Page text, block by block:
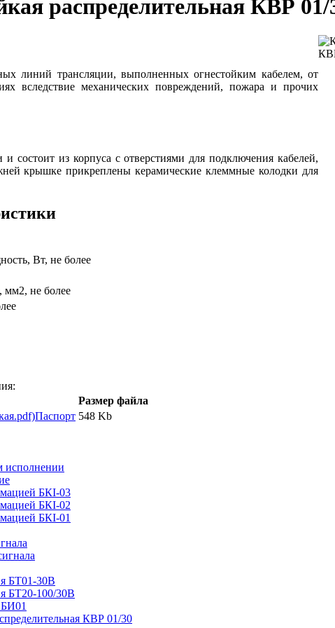
распределительная КВР 01/
линий трансляции, выполненных огнестойким кабелем, от
вследствие механических повреждений, пожара и прочих
состоит из корпуса с отверстиями для подключения кабелей,
крышке прикреплены керамические клеммные колодки для
Вт, не более
мм2, не более
Размер файла
Паспорт 548 Kb
исполнении
БКІ-03
БКІ-02
БКІ-01
БТ01-30В
БТ20-100/30В
КВР 01/30